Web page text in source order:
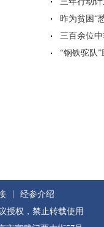
经参介绍
授权，禁止转载使用